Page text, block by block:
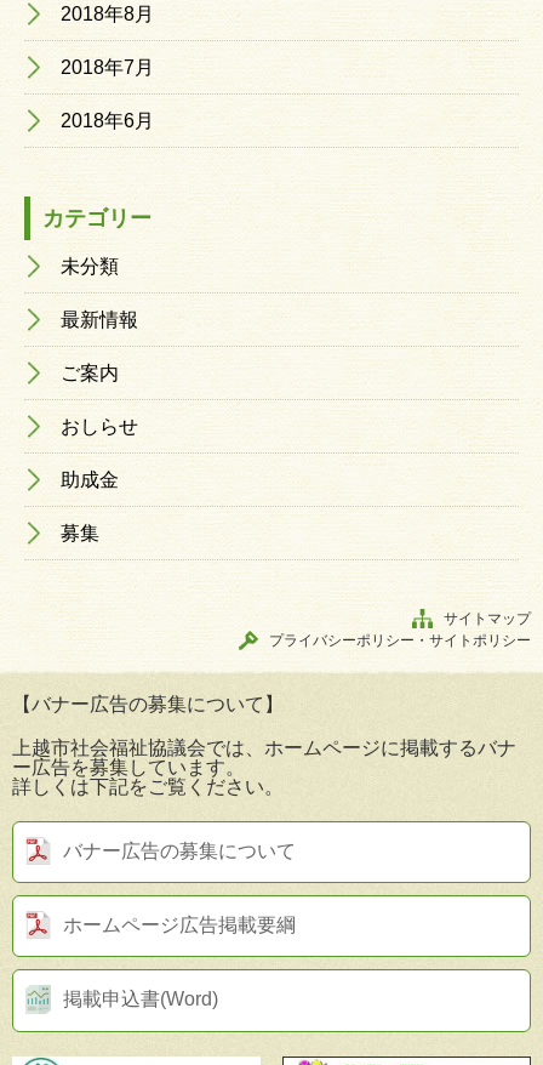
2018年8月
2018年7月
2018年6月
カテゴリー
未分類
最新情報
ご案内
おしらせ
助成金
募集
サイトマップ
プライバシーポリシー・サイトポリシー
【バナー広告の募集について】
上越市社会福祉協議会では、ホームページに掲載するバナ
ー広告を募集しています。
詳しくは下記をご覧ください。
バナー広告の募集について
ホームページ広告掲載要綱
掲載申込書(Word)